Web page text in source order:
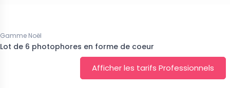
Gamme Noël
Lot de 6 photophores en forme de coeur
Afficher les tarifs Professionnels